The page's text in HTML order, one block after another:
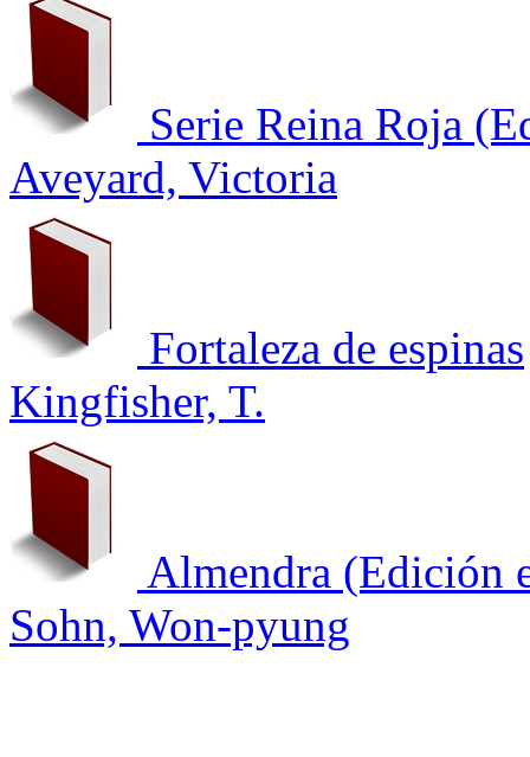
Serie Reina Roja
Aveyard, Victoria
Fortaleza de espinas
Kingfisher, T.
Almendra (Edición
Sohn, Won-pyung